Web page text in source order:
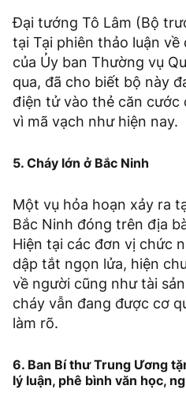
Đại tướng Tô Lâm (Bộ
tại Tại phiên thảo luận
của Ủy ban Thường vụ
qua, đã cho biết bộ này
điện tử vào thẻ căn cước
vì mã vạch như hiện nay.
5. Cháy lớn ở Bắc Ninh
Một vụ hỏa hoạn xảy ra
Bắc Ninh đóng trên địa
Hiện tại các đơn vị chức
dập tắt ngọn lửa, hiện
về người cũng như tài
cháy vẫn đang được cơ
làm rõ.
6. Ban Bí thư Trung Ương
lý luận, phê bình văn học,